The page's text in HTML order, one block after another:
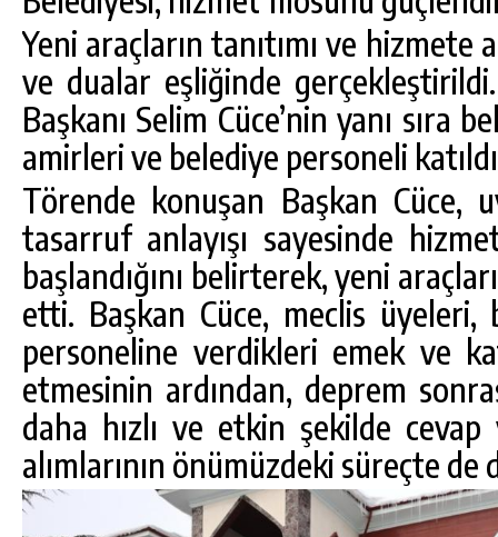
Yeni araçların tanıtımı ve hizmete
ve dualar eşliğinde
Başkanı Selim Cüce’nin yanı sıra
amirleri ve belediye personeli
Törende konuşan Başkan Cüce,
tasarruf anlayışı sayesinde
başlandığını belirterek, yeni
etti. Başkan Cüce, meclis
personeline verdikleri emek ve
etmesinin ardından, deprem
daha hızlı ve etkin şekilde cevap
alımlarının önümüzdeki süreçte